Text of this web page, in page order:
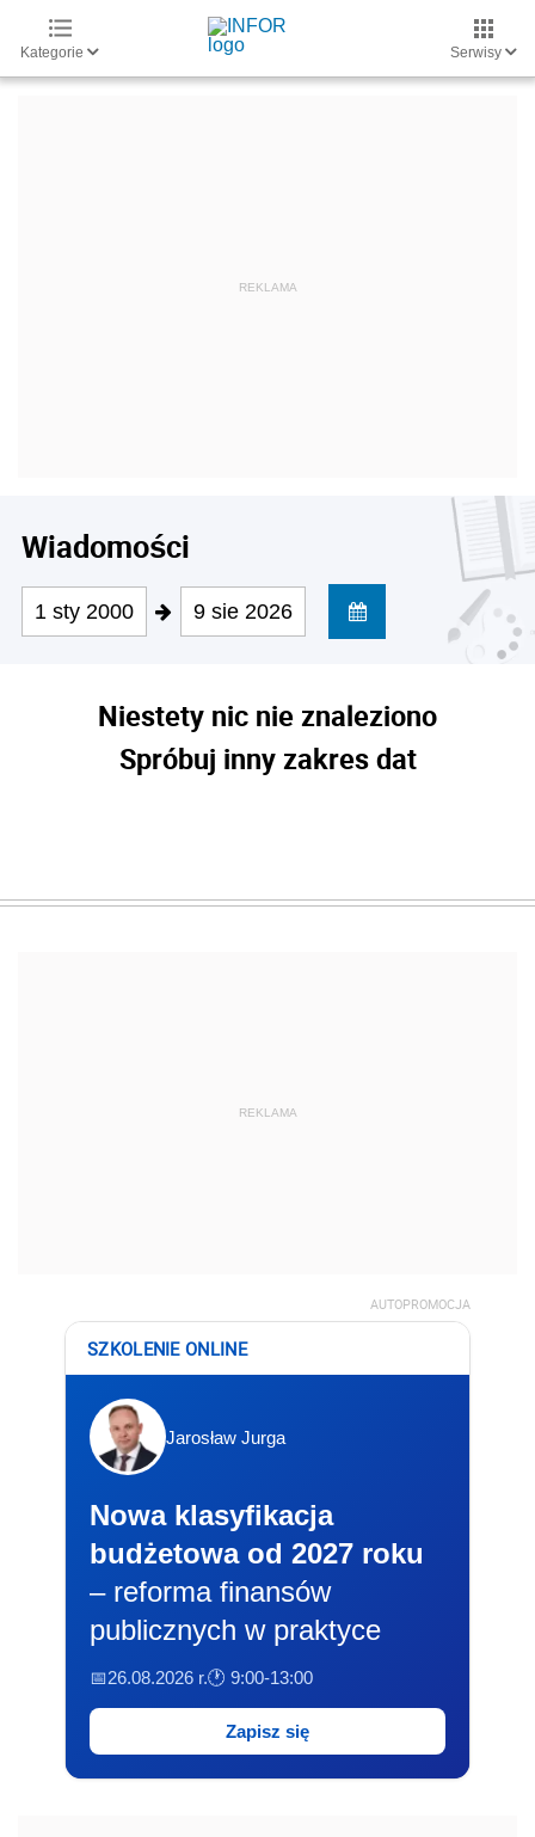
Kategorie Serwisy
Wiadomości
1 sty 2000 9 sie 2026
Niestety nic nie znaleziono
Spróbuj inny zakres dat
REKLAMA
AUTOPROMOCJA
SZKOLENIE ONLINE
Jarosław Jurga
Nowa klasyfikacja
budżetowa od 2027 roku
– reforma finansów
publicznych w praktyce
📅26.08.2026 r.🕐 9:00-13:00
Zapisz się